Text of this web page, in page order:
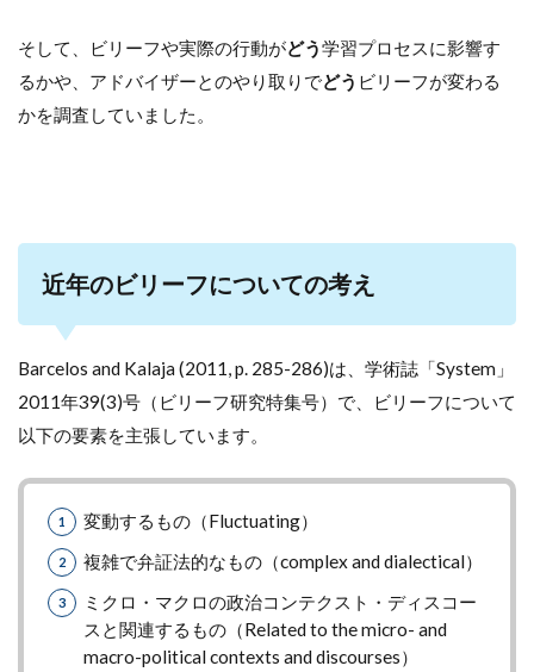
そして、ビリーフや実際の行動がどう学習プロセスに影響す
るかや、アドバイザーとのやり取りでどう ビリーフが変わる
かを調査していました。
近年のビリーフについての考え
Barcelos and Kalaja (2011, p. 285-286)は、学術誌「System」
2011年39(3)号（ビリーフ研究特集号）で、ビリーフについて
以下の要素を主張しています。
変動するもの（Fluctuating）
複雑で弁証法的なもの（complex and dialectical）
ミクロ・マクロの政治コンテクスト・ディスコー
スと関連するもの（Related to the micro- and
macro-political contexts and discourses）